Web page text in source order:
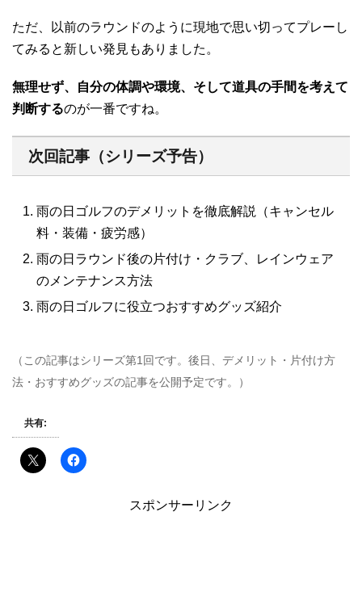
ただ、以前のラウンドのように現地で思い切ってプレーし
てみると新しい発見もありました。
無理せず、自分の体調や環境、そして道具の手間を考えて
判断するのが一番ですね。
次回記事（シリーズ予告）
雨の日ゴルフのデメリットを徹底解説（キャンセル
料・装備・疲労感）
雨の日ラウンド後の片付け・クラブ、レインウェア
のメンテナンス方法
雨の日ゴルフに役立つおすすめグッズ紹介
（この記事はシリーズ第1回です。後日、デメリット・片付け方
法・おすすめグッズの記事を公開予定です。）
共有:
スポンサーリンク